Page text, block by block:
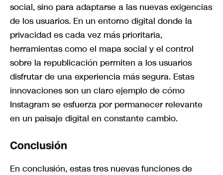
social, sino para adaptarse a las nuevas exigencias
de los usuarios. En un entorno digital donde la
privacidad es cada vez más prioritaria,
herramientas como el mapa social y el control
sobre la republicación permiten a los usuarios
disfrutar de una experiencia más segura. Estas
innovaciones son un claro ejemplo de cómo
Instagram se esfuerza por permanecer relevante
en un paisaje digital en constante cambio.
Conclusión
En conclusión, estas tres nuevas funciones de